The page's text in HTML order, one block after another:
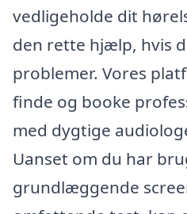
vedligeholde dit
den rette hjælp, hvis
problemer. Vores
finde og booke
med dygtige
Uanset om du har
grundlæggende